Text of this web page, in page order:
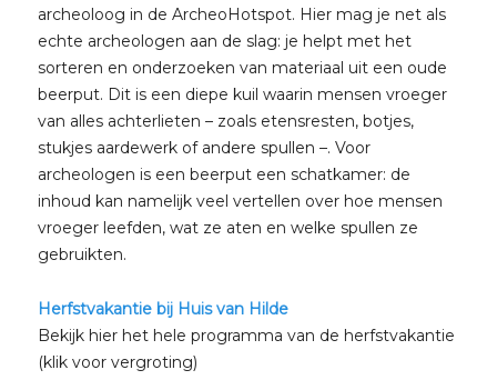
archeoloog in de ArcheoHotspot. Hier mag je net als
echte archeologen aan de slag: je helpt met het
sorteren en onderzoeken van materiaal uit een oude
beerput. Dit is een diepe kuil waarin mensen vroeger
van alles achterlieten – zoals etensresten, botjes,
stukjes aardewerk of andere spullen –. Voor
archeologen is een beerput een schatkamer: de
inhoud kan namelijk veel vertellen over hoe mensen
vroeger leefden, wat ze aten en welke spullen ze
gebruikten.
Herfstvakantie bij Huis van Hilde
Bekijk hier het hele programma van de herfstvakantie
(klik voor vergroting)